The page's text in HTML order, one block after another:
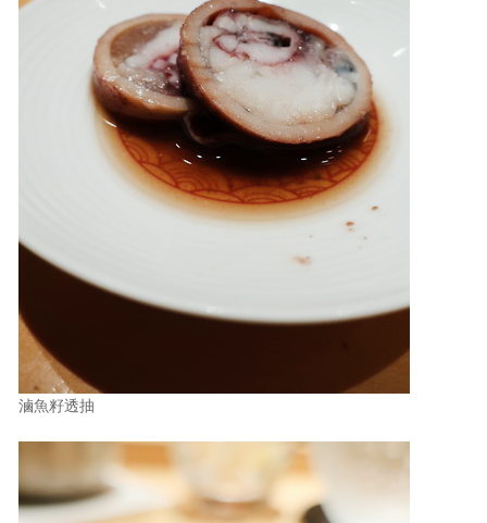
滷魚籽透抽